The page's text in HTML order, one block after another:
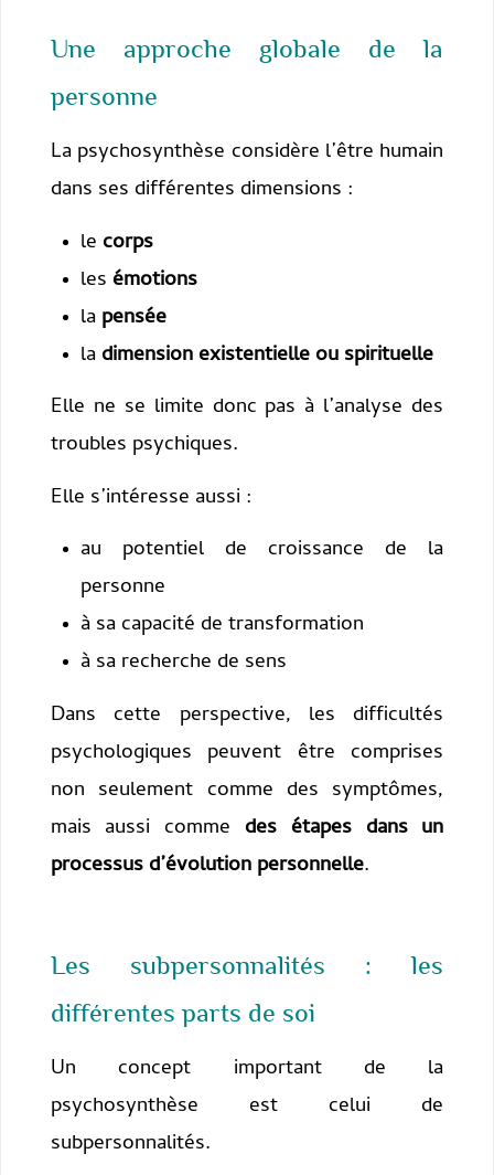
Une approche globale de la
personne
La psychosynthèse considère l’être humain
dans ses différentes dimensions :
le corps
les émotions
lapensée
ladimension existentielle ou spirituelle
Elle ne se limite donc pas à l’analyse des
troubles psychiques.
Elle s’intéresse aussi :
au potentiel de croissance de la
personne
à sa capacité de transformation
à sa recherche de sens
Dans cette perspective, les difficultés
psychologiques peuvent être comprises
non seulement comme des symptômes,
mais aussi comme des étapes dans un
processus d’évolution personnelle.
Les subpersonnalités : les
différentes parts de soi
Un concept important de la
psychosynthèse est celui de
subpersonnalités.